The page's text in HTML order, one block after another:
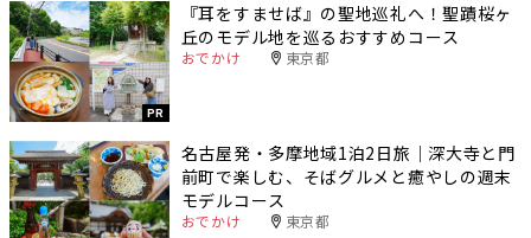
PR
『耳をすませば』の聖地巡礼へ！聖蹟桜ヶ
丘のモデル地を巡るおすすめコース
おでかけ 東京都
名古屋発・多摩地域1泊2日旅｜深大寺と門
前町で楽しむ、そばグルメと癒やしの週末
モデルコース
おでかけ 東京都